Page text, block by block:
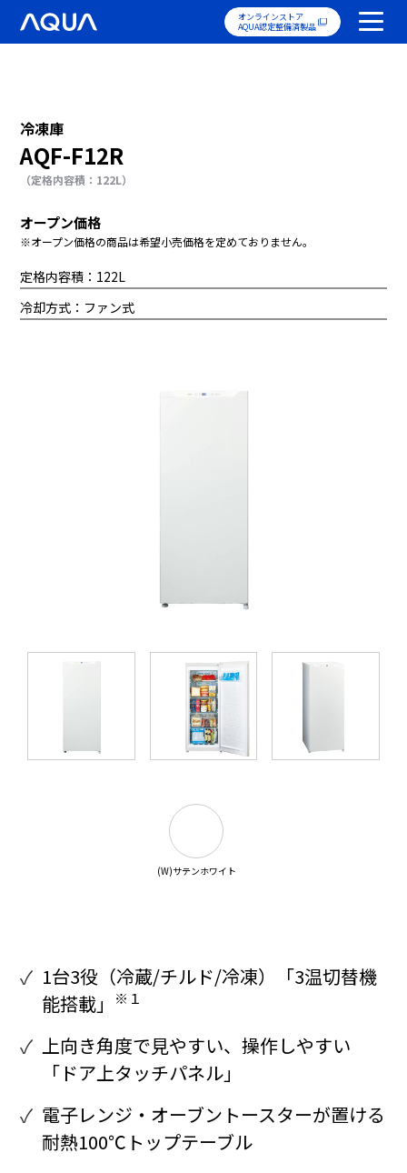
オンラインストア
AQUA認定整備済製品
冷凍庫
AQF-F12R
（定格内容積：122L）
オープン価格
※オープン価格の商品は希望小売価格を定めておりません。
定格内容積：122L
冷却方式：ファン式
(W)サテンホワイト
1台3役（冷蔵/チルド/冷凍）「3温切替機
能搭載」
※１
上向き角度で見やすい、操作しやすい
「ドア上タッチパネル」
電子レンジ・オーブントースターが置ける
耐熱100℃トップテーブル